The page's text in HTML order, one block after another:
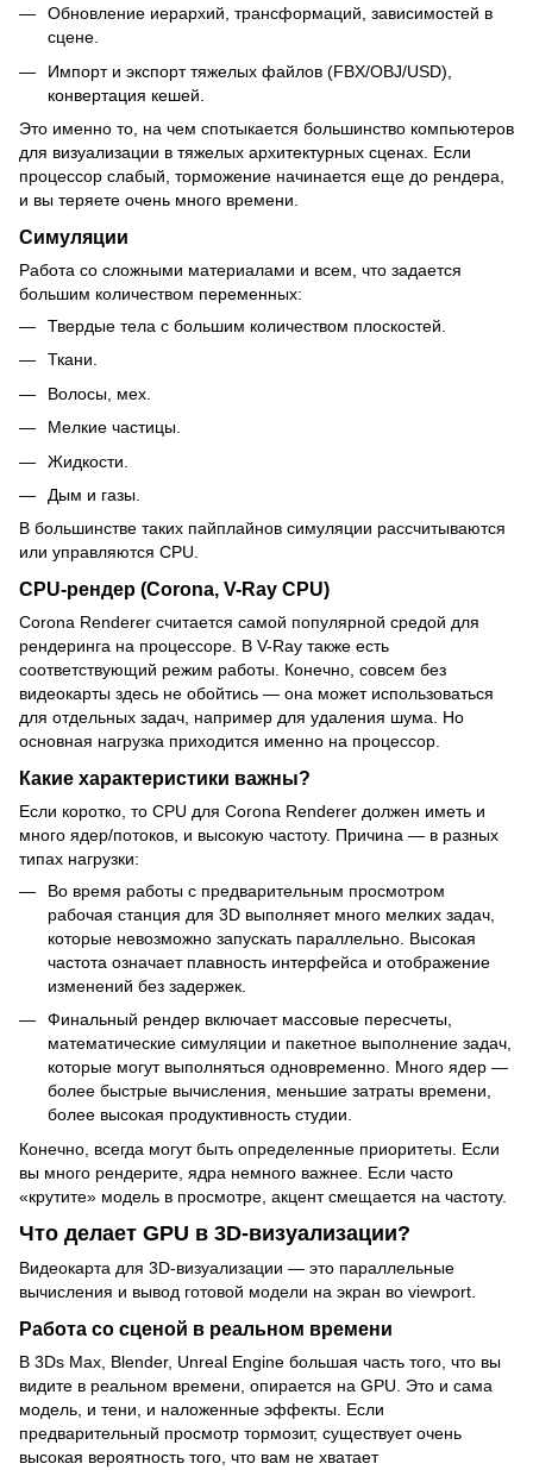
Обновление иерархий, трансформаций, зависимостей в
сцене.
Импорт и экспорт тяжелых файлов (FBX/OBJ/USD),
конвертация кешей.
Это именно то, на чем спотыкается большинство компьютеров
для визуализации в тяжелых архитектурных сценах. Если
процессор слабый, торможение начинается еще до рендера,
и вы теряете очень много времени.
Симуляции
Работа со сложными материалами и всем, что задается
большим количеством переменных:
Твердые тела с большим количеством плоскостей.
Ткани.
Волосы, мех.
Мелкие частицы.
Жидкости.
Дым и газы.
В большинстве таких пайплайнов симуляции рассчитываются
или управляются CPU.
CPU-рендер (Corona, V-Ray CPU)
Corona Renderer считается самой популярной средой для
рендеринга на процессоре. В V-Ray также есть
соответствующий режим работы. Конечно, совсем без
видеокарты здесь не обойтись — она может использоваться
для отдельных задач, например для удаления шума. Но
основная нагрузка приходится именно на процессор.
Какие характеристики важны?
Если коротко, то CPU для Corona Renderer должен иметь и
много ядер/потоков, и высокую частоту. Причина — в разных
типах нагрузки:
Во время работы с предварительным просмотром
рабочая станция для 3D выполняет много мелких задач,
которые невозможно запускать параллельно. Высокая
частота означает плавность интерфейса и отображение
изменений без задержек.
Финальный рендер включает массовые пересчеты,
математические симуляции и пакетное выполнение задач,
которые могут выполняться одновременно. Много ядер —
более быстрые вычисления, меньшие затраты времени,
более высокая продуктивность студии.
Конечно, всегда могут быть определенные приоритеты. Если
вы много рендерите, ядра немного важнее. Если часто
«крутите» модель в просмотре, акцент смещается на частоту.
Что делает GPU в 3D-визуализации?
Видеокарта для 3D-визуализации — это параллельные
вычисления и вывод готовой модели на экран во viewport.
Работа со сценой в реальном времени
В 3Ds Max, Blender, Unreal Engine большая часть того, что вы
видите в реальном времени, опирается на GPU. Это и сама
модель, и тени, и наложенные эффекты. Если
предварительный просмотр тормозит, существует очень
высокая вероятность того, что вам не хватает